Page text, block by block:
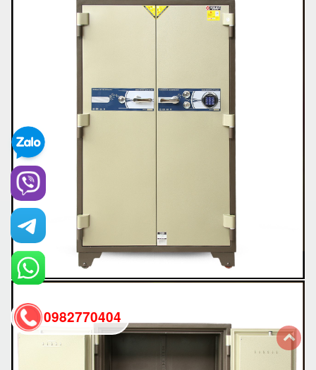
0982770404